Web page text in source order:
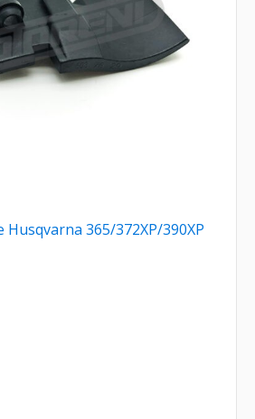
365/372XP/390XP